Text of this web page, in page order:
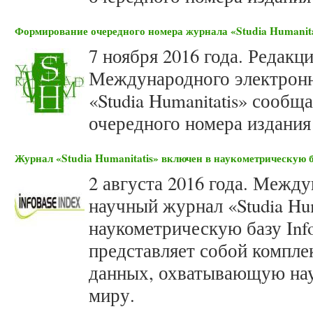
Формирование очередного номера журнала «Studia
7 ноября 2016 года.
Международного
«Studia Humanitatis»
очередного номера
Журнал «Studia Humanitatis» включен в наукометрическую
2 августа 2016 года.
научный журнал «Studia
наукометрическую базу
представляет собой
данных, охватывающую
миру.